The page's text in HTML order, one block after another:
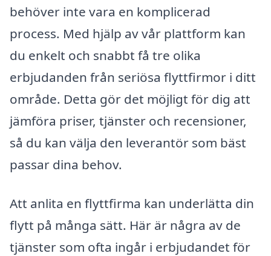
behöver inte vara en komplicerad
process. Med hjälp av vår plattform kan
du enkelt och snabbt få tre olika
erbjudanden från seriösa flyttfirmor i ditt
område. Detta gör det möjligt för dig att
jämföra priser, tjänster och recensioner,
så du kan välja den leverantör som bäst
passar dina behov.
Att anlita en flyttfirma kan underlätta din
flytt på många sätt. Här är några av de
tjänster som ofta ingår i erbjudandet för